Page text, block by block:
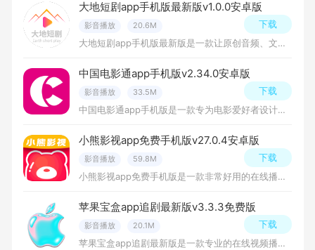
大地短剧app手机版最新版v1.0.0安卓版
影音播放 20.6M
大地短剧app手机版最新版是一款让原创音频、文字、图像结合在一起的APP，能为用户提供丰富多彩的短剧体验，让您在短暂而有意义的时间里享受更多的精神盛宴，欢迎下载体验吧！
下载
中国电影通app手机版v2.34.0安卓版
影音播放 33.5M
中国电影通app手机版是一款专为电影爱好者设计的手机软件，软件提供了全面的中国电影资讯，包括电影排片信息、电影详情、演员介绍、影评评论等，用户可以通过中国电影通方便地了解最新上映的电影、购买电影票、参与讨
下载
小熊影视app免费手机版v27.0.4安卓版
影音播放 59.8M
小熊影视app免费手机版是一款非常好用的在线播放影视软件，软件汇集了各类电影、电视剧、综艺节目等内容，可以通过该软件随时随地观看自己喜爱的影视作品，为用户提供便捷的影视观看体验！
下载
苹果宝盒app追剧最新版v3.3.3免费版
影音播放 20.1M
苹果宝盒app追剧最新版是一款专业的在线视频播放应用程序，旨在为用户提供高质量、便捷的观影体验，该应用程序以丰富的资源库和智能推荐算法，让用户可以轻松浏览各种电影、电视剧和综艺节目。
下载